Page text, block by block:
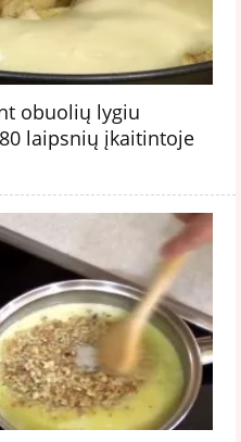
obuolių lygiu
laipsnių įkaitintoje